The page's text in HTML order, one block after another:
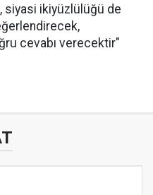
siyasi ikiyüzlülüğü de
cevabı verecektir"